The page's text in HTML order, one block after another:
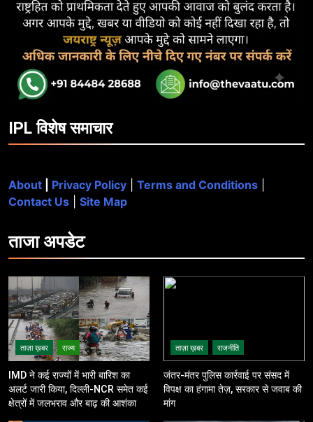
IPL विशेष समाचार
About Privacy Policy Terms and Conditions
Contact Us
Site Map
ताजाअपडेट
ताज़ा ख़बर राज्य
IMD ने कई राज्यों में भारी बारिश का
अलर्ट जारी किया, दिल्ली-NCR समेत कई
क्षेत्रों में जलभराव और बाढ़ की आशंका
ताज़ा ख़बर राजनीति
जंतर-मंतर पुलिस कार्रवाई पर संसद में
विपक्ष का हंगामा तेज़, सरकार से जवाब की
मांग